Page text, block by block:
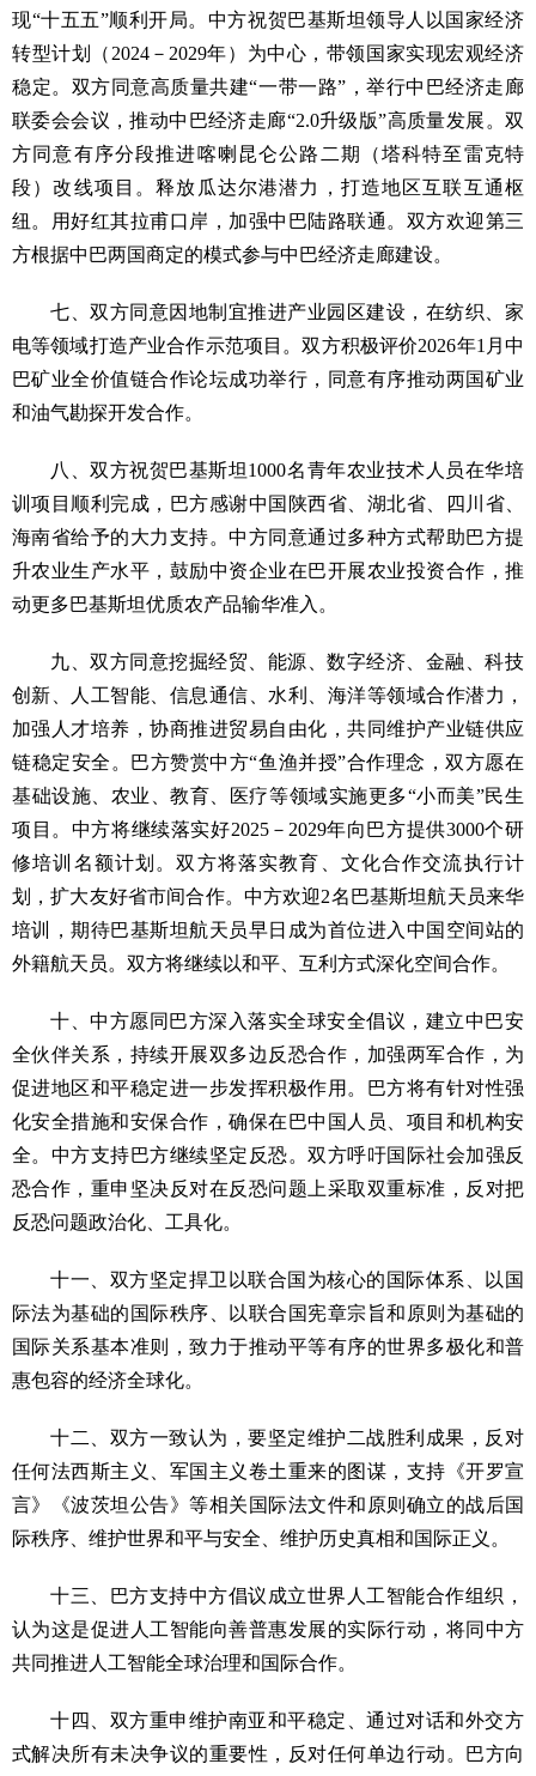
现“十五五”顺利开局。中方祝贺巴基斯坦领导人以国家经济
转型计划（2024－2029年）为中心，带领国家实现宏观经济
稳定。双方同意高质量共建“一带一路”，举行中巴经济走廊
联委会会议，推动中巴经济走廊“2.0升级版”高质量发展。双
方同意有序分段推进喀喇昆仑公路二期（塔科特至雷克特
段）改线项目。释放瓜达尔港潜力，打造地区互联互通枢
纽。用好红其拉甫口岸，加强中巴陆路联通。双方欢迎第三
方根据中巴两国商定的模式参与中巴经济走廊建设。
七、双方同意因地制宜推进产业园区建设，在纺织、家
电等领域打造产业合作示范项目。双方积极评价2026年1月中
巴矿业全价值链合作论坛成功举行，同意有序推动两国矿业
和油气勘探开发合作。
八、双方祝贺巴基斯坦1000名青年农业技术人员在华培
训项目顺利完成，巴方感谢中国陕西省、湖北省、四川省、
海南省给予的大力支持。中方同意通过多种方式帮助巴方提
升农业生产水平，鼓励中资企业在巴开展农业投资合作，推
动更多巴基斯坦优质农产品输华准入。
九、双方同意挖掘经贸、能源、数字经济、金融、科技
创新、人工智能、信息通信、水利、海洋等领域合作潜力，
加强人才培养，协商推进贸易自由化，共同维护产业链供应
链稳定安全。巴方赞赏中方“鱼渔并授”合作理念，双方愿在
基础设施、农业、教育、医疗等领域实施更多“小而美”民生
项目。中方将继续落实好2025－2029年向巴方提供3000个研
修培训名额计划。双方将落实教育、文化合作交流执行计
划，扩大友好省市间合作。中方欢迎2名巴基斯坦航天员来华
培训，期待巴基斯坦航天员早日成为首位进入中国空间站的
外籍航天员。双方将继续以和平、互利方式深化空间合作。
十、中方愿同巴方深入落实全球安全倡议，建立中巴安
全伙伴关系，持续开展双多边反恐合作，加强两军合作，为
促进地区和平稳定进一步发挥积极作用。巴方将有针对性强
化安全措施和安保合作，确保在巴中国人员、项目和机构安
全。中方支持巴方继续坚定反恐。双方呼吁国际社会加强反
恐合作，重申坚决反对在反恐问题上采取双重标准，反对把
反恐问题政治化、工具化。
十一、双方坚定捍卫以联合国为核心的国际体系、以国
际法为基础的国际秩序、以联合国宪章宗旨和原则为基础的
国际关系基本准则，致力于推动平等有序的世界多极化和普
惠包容的经济全球化。
十二、双方一致认为，要坚定维护二战胜利成果，反对
任何法西斯主义、军国主义卷土重来的图谋，支持《开罗宣
言》《波茨坦公告》等相关国际法文件和原则确立的战后国
际秩序、维护世界和平与安全、维护历史真相和国际正义。
十三、巴方支持中方倡议成立世界人工智能合作组织，
认为这是促进人工智能向善普惠发展的实际行动，将同中方
共同推进人工智能全球治理和国际合作。
十四、双方重申维护南亚和平稳定、通过对话和外交方
式解决所有未决争议的重要性，反对任何单边行动。巴方向